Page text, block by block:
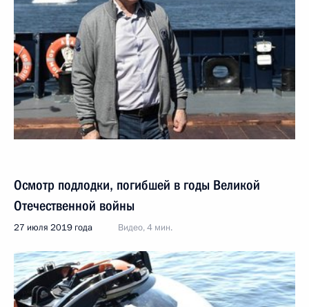
Осмотр подлодки, погибшей в годы Великой
Отечественной войны
27 июля 2019 года Видео, 4 мин.